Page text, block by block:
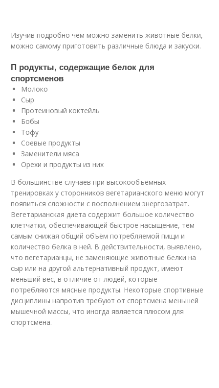
Изучив подробно чем можно заменить животные белки,
можно самому приготовить различные блюда и закуски.
П родукты, содержащие белок для
спортсменов
Молоко
Сыр
Протеиновый коктейль
Бобы
Тофу
Соевые продукты
Заменители мяса
Орехи и продукты из них
В большинстве случаев при высокообъёмных
тренировках у сторонников вегетарианского меню могут
появиться сложности с восполнением энергозатрат.
Вегетарианская диета содержит большое количество
клетчатки, обеспечивающей быстрое насыщение, тем
самым снижая общий объём потребляемой пищи и
количество белка в ней. В действительности, выявлено,
что вегетарианцы, не заменяющие животные белки на
сыр или на другой альтернативный продукт, имеют
меньший вес, в отличие от людей, которые
потребляются мясные продукты. Некоторые спортивные
дисциплины напротив требуют от спортсмена меньшей
мышечной массы, что иногда является плюсом для
спортсмена.